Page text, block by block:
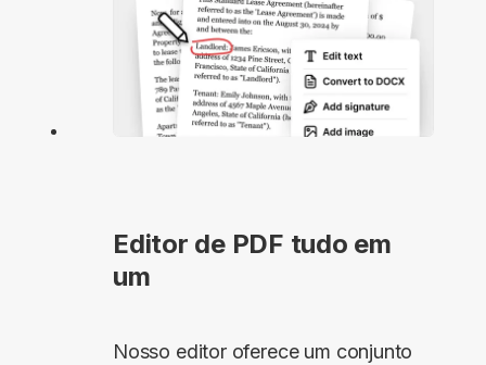
Editor de PDF tudo em
um
Nosso editor oferece um conjunto